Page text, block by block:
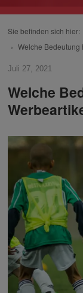
Sie befinden sich hier:
Welche Bedeutung
Juli 27, 2021
Welche